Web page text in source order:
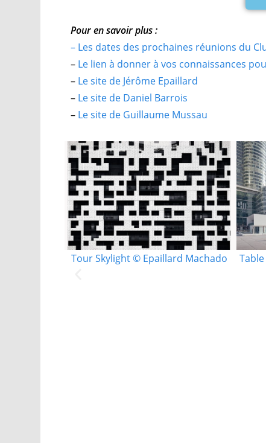
Pour en savoir plus :
– Les dates des prochaines réunions du
– Le lien à donner à vos connaissances
– Le site de Jérôme Epaillard
– Le site de Daniel Barrois
– Le site de Guillaume Mussau
Tour Skylight © Epaillard Machado